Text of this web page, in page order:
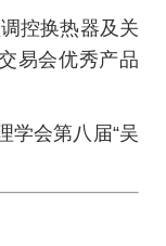
控换热器及关
易会优秀产品
学会第八届“吴